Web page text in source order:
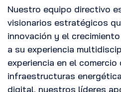
Nuestro equipo directivo
visionarios estratégicos
innovación y el
a su experiencia
experiencia en el
infraestructuras
digital, nuestros líderes